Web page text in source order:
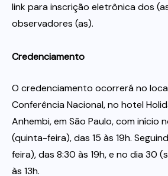
link para inscrição eletrônica dos
observadores (as).
Credenciamento
O credenciamento ocorrerá no
Conferência Nacional, no hotel
Anhembi, em São Paulo, com início
(quinta-feira), das 15 às 19h.
feira), das 8:30 às 19h, e no dia 30
às 13h.